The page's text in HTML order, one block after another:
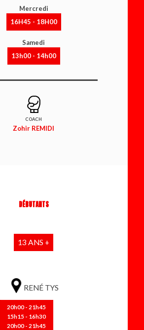
Mercredi
16H45 - 18H00
Samedi
13h00 - 14h00
COACH
Zohir REMIDI
DÉBUTANTS
13 ANS +
RENÉ TYS
20h00 - 21h45
15h15 - 16h30
20h00 - 21h45